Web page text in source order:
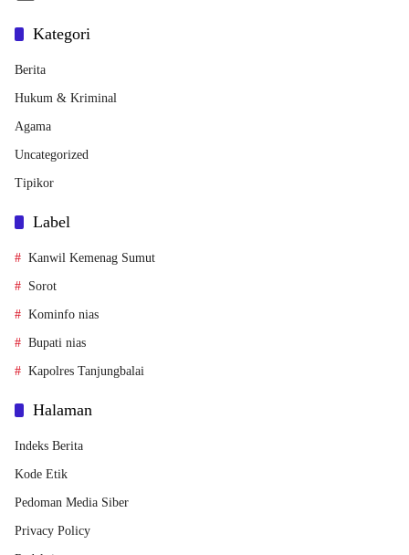
Kategori
Berita
Hukum & Kriminal
Agama
Uncategorized
Tipikor
Label
Kanwil Kemenag Sumut
Sorot
Kominfo nias
Bupati nias
Kapolres Tanjungbalai
Halaman
Indeks Berita
Kode Etik
Pedoman Media Siber
Privacy Policy